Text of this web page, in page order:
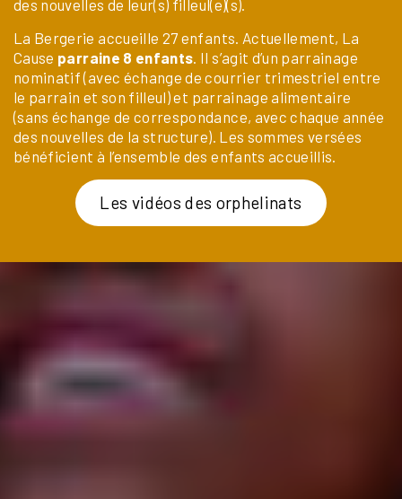
des nouvelles de leur(s) filleul(e)(s).
La Bergerie accueille 27 enfants. Actuellement, La
Cause parraine 8 enfants. Il s’agit d’un parrainage
nominatif (avec échange de courrier trimestriel entre
le parrain et son filleul) et parrainage alimentaire
(sans échange de correspondance, avec chaque année
des nouvelles de la structure). Les sommes versées
bénéficient à l’ensemble des enfants accueillis.
Les vidéos des orphelinats